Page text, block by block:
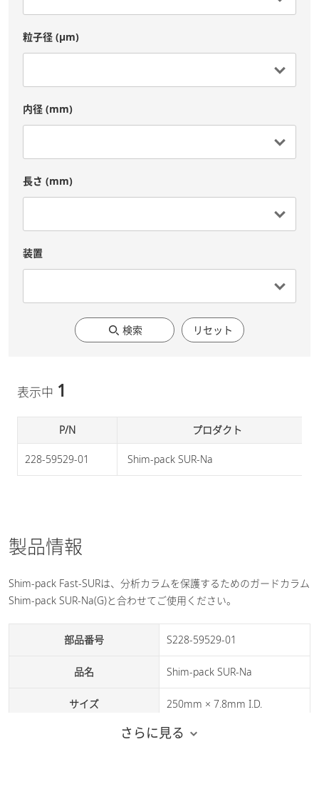
粒子径 (μm)
内径 (mm)
長さ (mm)
装置
検索 リセット
表示中 1
P/N プロダクト
228-59529-01 Shim-pack SUR-Na
製品情報
Shim-pack Fast-SURは、分析カラムを保護するためのガードカラム
Shim-pack SUR-Na(G)と合わせてご使用ください。
部品番号 S228-59529-01
品名 Shim-pack SUR-Na
サイズ 250mm × 7.8mm I.D.
分析カラム
さらに見る